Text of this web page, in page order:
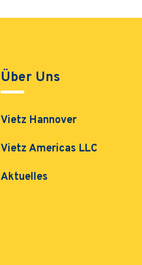
Über Uns
Vietz Hannover
Vietz Americas LLC
Aktuelles